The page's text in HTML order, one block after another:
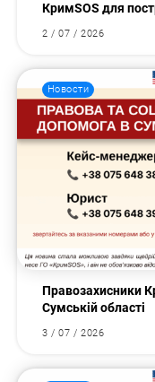
КримSOS для
2 / 07 / 2026
Новости
Правозахисники
Сумській області
3 / 07 / 2026